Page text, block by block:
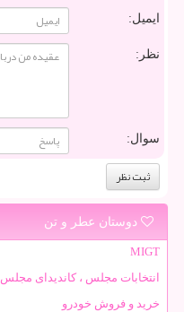
ایمیل:
نظر:
سوال:
دوستان عطر و تن
MIGT
انتخابات مجلس ، کاندیدای مجلس
خرید و فروش خودرو